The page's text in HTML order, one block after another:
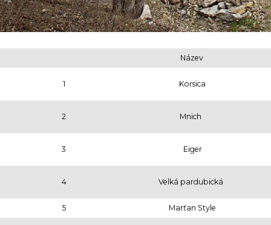
Název
1 Korsica
2 Mnich
3 Eiger
4 Velká pardubická
5 Marťan Style